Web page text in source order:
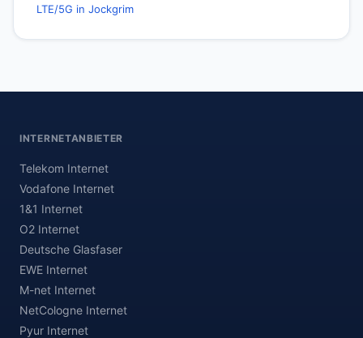
LTE/5G in Jockgrim
INTERNETANBIETER
Telekom Internet
Vodafone Internet
1&1 Internet
O2 Internet
Deutsche Glasfaser
EWE Internet
M-net Internet
NetCologne Internet
Pyur Internet